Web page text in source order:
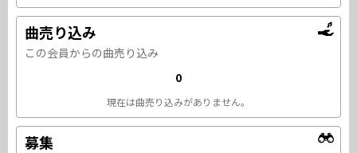
曲売り込み
この会員からの曲売り込み
0
現在は曲売り込みがありません。
募集